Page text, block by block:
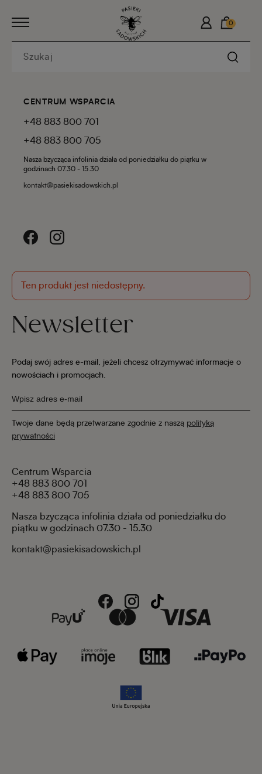
0
CENTRUM WSPARCIA
+48 883 800 701
+48 883 800 705
Nasza bzycząca infolinia działa od poniedziałku do piątku w
godzinach 07.30 - 15.30
kontakt@pasiekisadowskich.pl
Ten produkt jest niedostępny.
Newsletter
Podaj swój adres e-mail, jeżeli chcesz otrzymywać informacje o
nowościach i promocjach.
Twoje dane będą przetwarzane zgodnie z naszą polityką
prywatności
Centrum Wsparcia
+48 883 800 701
+48 883 800 705
Nasza bzycząca infolinia działa od poniedziałku do
piątku w godzinach 07.30 - 15.30
kontakt@pasiekisadowskich.pl